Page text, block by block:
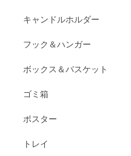
キャンドルホルダー
フック＆ハンガー
ボックス＆バスケット
ゴミ箱
ポスター
トレイ